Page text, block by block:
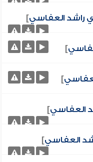
راشد العفاسي]
]
]
العفاسي]
العفاسي]